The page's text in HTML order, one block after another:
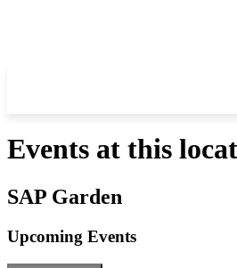
Events at this
SAP Garden
Upcoming Events